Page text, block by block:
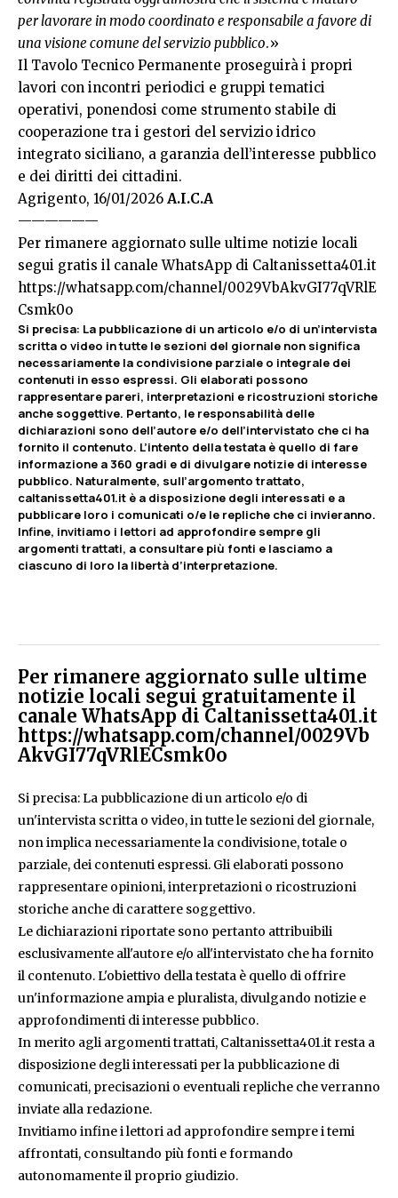
per lavorare in modo coordinato e responsabile a favore di
una visione comune del servizio pubblico.»
Il Tavolo Tecnico Permanente proseguirà i propri
lavori con incontri periodici e gruppi tematici
operativi, ponendosi come strumento stabile di
cooperazione tra i gestori del servizio idrico
integrato siciliano, a garanzia dell’interesse pubblico
e dei diritti dei cittadini.
Agrigento, 16/01/2026 A.I.C.A
——————
Per rimanere aggiornato sulle ultime notizie locali
segui gratis il canale WhatsApp di Caltanissetta401.it
https://whatsapp.com/channel/0029VbAkvGI77qVRlE
Csmk0o
Si precisa: La pubblicazione di un articolo e/o di un’intervista
scritta o video in tutte le sezioni del giornale non significa
necessariamente la condivisione parziale o integrale dei
contenuti in esso espressi. Gli elaborati possono
rappresentare pareri, interpretazioni e ricostruzioni storiche
anche soggettive. Pertanto, le responsabilità delle
dichiarazioni sono dell’autore e/o dell’intervistato che ci ha
fornito il contenuto. L’intento della testata è quello di fare
informazione a 360 gradi e di divulgare notizie di interesse
pubblico. Naturalmente, sull’argomento trattato,
caltanissetta401.it è a disposizione degli interessati e a
pubblicare loro i comunicati o/e le repliche che ci invieranno.
Infine, invitiamo i lettori ad approfondire sempre gli
argomenti trattati, a consultare più fonti e lasciamo a
ciascuno di loro la libertà d’interpretazione.
Per rimanere aggiornato sulle ultime
notizie locali segui gratuitamente il
canale WhatsApp di Caltanissetta401.it
https://whatsapp.com/channel/0029Vb
AkvGI77qVRlECsmk0o
Si precisa: La pubblicazione di un articolo e/o di
un'intervista scritta o video, in tutte le sezioni del giornale,
non implica necessariamente la condivisione, totale o
parziale, dei contenuti espressi. Gli elaborati possono
rappresentare opinioni, interpretazioni o ricostruzioni
storiche anche di carattere soggettivo.
Le dichiarazioni riportate sono pertanto attribuibili
esclusivamente all'autore e/o all'intervistato che ha fornito
il contenuto. L'obiettivo della testata è quello di offrire
un'informazione ampia e pluralista, divulgando notizie e
approfondimenti di interesse pubblico.
In merito agli argomenti trattati, Caltanissetta401.it resta a
disposizione degli interessati per la pubblicazione di
comunicati, precisazioni o eventuali repliche che verranno
inviate alla redazione.
Invitiamo infine i lettori ad approfondire sempre i temi
affrontati, consultando più fonti e formando
autonomamente il proprio giudizio.